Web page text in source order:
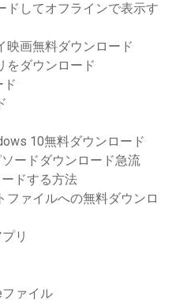
ドしてオフラインで表示す
映画無料ダウンロード
をダウンロード
ド
10無料ダウンロード
ードダウンロード急流
ドする方法
ァイルへの無料ダウンロ
リ
ァイル